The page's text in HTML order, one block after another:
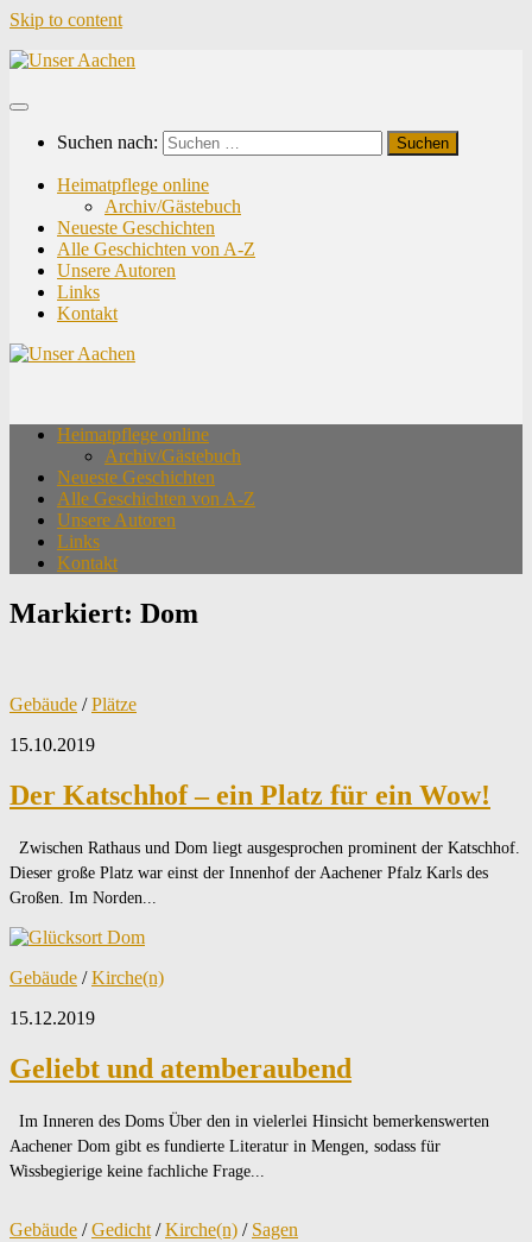
Skip to content
Suchen nach:
Heimatpflege online
Archiv/Gästebuch
Neueste Geschichten
Alle Geschichten von A-Z
Unsere Autoren
Links
Kontakt
Heimatpflege online
Archiv/Gästebuch
Neueste Geschichten
Alle Geschichten von A-Z
Unsere Autoren
Links
Kontakt
Markiert: Dom
Gebäude /Plätze
15.10.2019
Der Katschhof – ein Platz für ein Wow!
Zwischen Rathaus und Dom liegt ausgesprochen prominent der Katschhof.
Dieser große Platz war einst der Innenhof der Aachener Pfalz Karls des
Großen. Im Norden...
Gebäude /Kirche(n)
15.12.2019
Geliebt und atemberaubend
Im Inneren des Doms Über den in vielerlei Hinsicht bemerkenswerten
Aachener Dom gibt es fundierte Literatur in Mengen, sodass für
Wissbegierige keine fachliche Frage...
Gebäude /Gedicht /Kirche(n) / Sagen